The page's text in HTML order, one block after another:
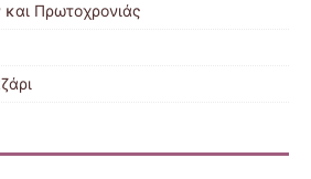
Πρωτοχρονιάς